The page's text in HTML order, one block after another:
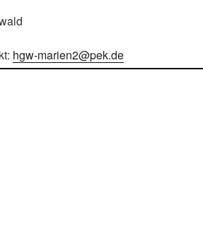
hgw-marien2@pek.de